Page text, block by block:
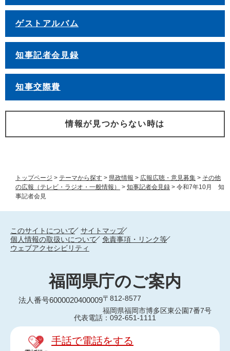
トップページ > テーマから探す > 県政情報 > 広報広聴・意見募集 > その他
の広報（テレビ・ラジオ・一般情報）
> 知事記者会見録 > 令和7年10月 知
事記者会見
ゲストアルバム
知事記者会見録
知事交際費
情報が見つからない時は
このサイトについて
サイトマップ
個人情報の取扱いについて
免責事項・リンク等
ウェブアクセシビリティ
福岡県庁のご案内
法人番号6000020400009〒812-8577
福岡県福岡市博多区東公園7番7号
代表電話：092-651-1111
手話で電話をする